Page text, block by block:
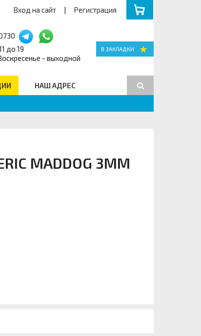
Вход на сайт | Регистрация
до 19
- выходной
НАШ АДРЕС
MADDOG 3MM